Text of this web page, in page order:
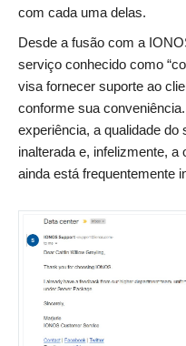
com cada uma delas.
Desde a fusão com a
serviço conhecido como
visa fornecer suporte ao
conforme sua
experiência, a qualidade do
inalterada e, infelizmente,
ainda está frequentemente